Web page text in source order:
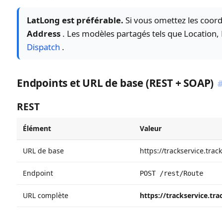
LatLong est préférable. Si vous omettez les
Address . Les modèles partagés tels que
Dispatch .
Endpoints et URL de base (REST + SOAP)
REST
Élément Valeur
URL de base https://
Endpoint POST /rest/Route
URL complète https://